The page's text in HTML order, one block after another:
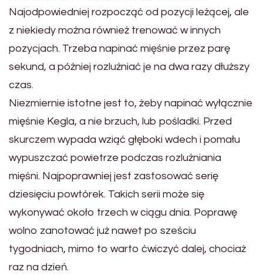
Najodpowiedniej rozpocząć od pozycji leżącej, ale
z niekiedy można również trenować w innych
pozycjach. Trzeba napinać mięśnie przez parę
sekund, a później rozluźniać je na dwa razy dłuższy
czas.
Niezmiernie istotne jest to, żeby napinać wyłącznie
mięśnie Kegla, a nie brzuch, lub pośladki. Przed
skurczem wypada wziąć głęboki wdech i pomału
wypuszczać powietrze podczas rozluźniania
mięśni. Najpoprawniej jest zastosować serię
dziesięciu powtórek. Takich serii może się
wykonywać około trzech w ciągu dnia. Poprawę
wolno zanotować już nawet po sześciu
tygodniach, mimo to warto ćwiczyć dalej, chociaż
raz na dzień.